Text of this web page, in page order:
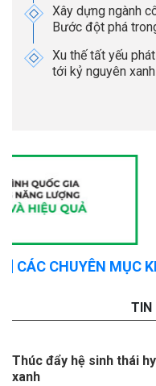
Xây dựng ngành
Bước đột phá
Xu thế tất yếu
tới kỷ nguyên xanh
CÁC CHUYÊN MỤC
TIN
Thúc đẩy hệ sinh thái
xanh